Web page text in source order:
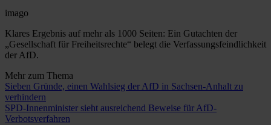
imago
Klares Ergebnis auf mehr als 1000 Seiten: Ein Gutachten der
„Gesellschaft für Freiheitsrechte“ belegt die Verfassungsfeindlichkeit
der AfD.
Mehr zum Thema
Sieben Gründe, einen Wahlsieg der AfD in Sachsen-Anhalt zu
verhindern
SPD-Innenminister sieht ausreichend Beweise für AfD-
Verbotsverfahren